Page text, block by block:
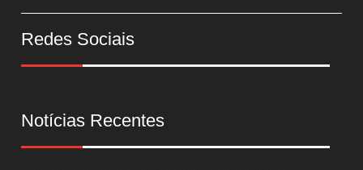
Redes Sociais
Notícias Recentes